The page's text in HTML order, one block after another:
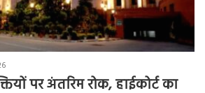
पर अंतरिम रोक, हाईकोर्ट का